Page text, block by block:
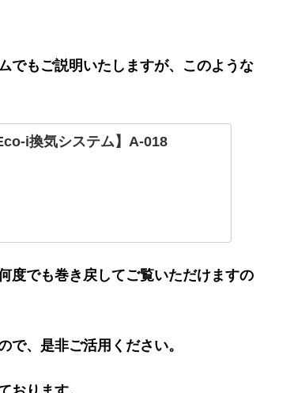
でもご説明いたしますが、このような
i換気システム】A-018
度でも巻き戻してご覧いただけますの
、是非ご活用ください。